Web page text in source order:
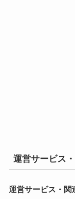
運営サービス
運営サービス・関